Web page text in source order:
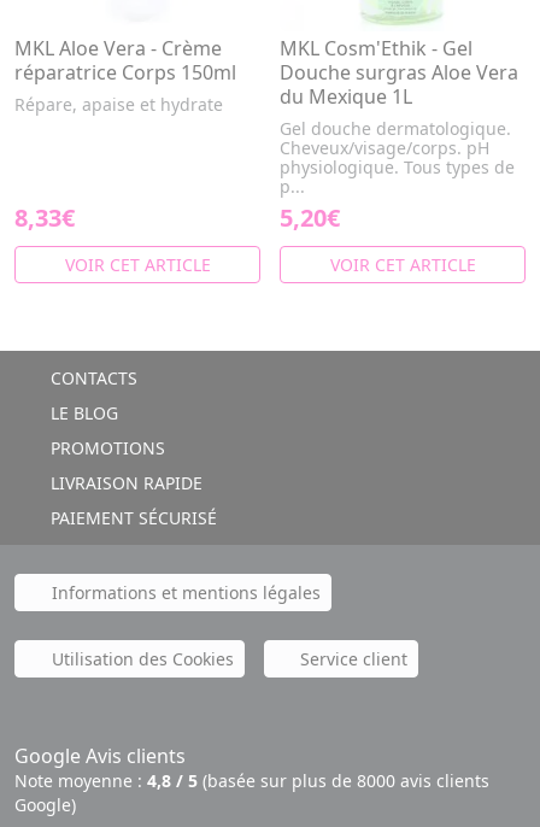
MKL Aloe Vera - Crème
réparatrice Corps 150ml
Répare, apaise et hydrate
8,33€
VOIR CET ARTICLE
MKL Cosm'Ethik - Gel
Douche surgras Aloe Vera
du Mexique 1L
Gel douche dermatologique.
Cheveux/visage/corps. pH
physiologique. Tous types de
p...
5,20€
VOIR CET ARTICLE
CONTACTS
LE BLOG
PROMOTIONS
LIVRAISON RAPIDE
PAIEMENT SÉCURISÉ
Informations et mentions légales
Utilisation des Cookies Service client
Google Avis clients
Note moyenne : 4,8 / 5 (basée sur plus de 8000 avis clients
Google)